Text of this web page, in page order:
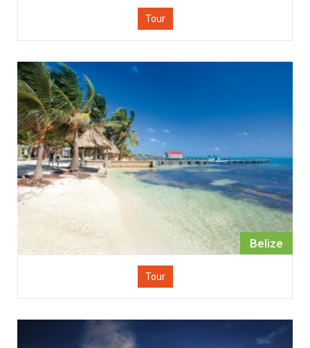
Tour
Belize
Tour